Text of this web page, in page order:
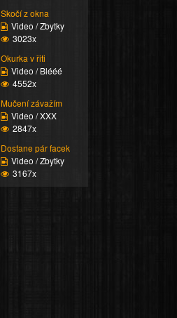
Skočí z okna
Video / Zbytky
3023x
Okurka v řiti
Video / Blééé
4552x
Mučení závažím
Video / XXX
2847x
Dostane pár facek
Video / Zbytky
3167x